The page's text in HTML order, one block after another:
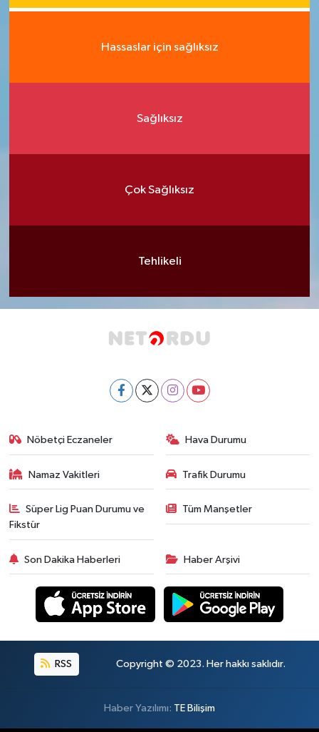
Hassaslar için sağlıksız
Sağlıksız
Çok Sağlıksız
Tehlikeli
Nöbetçi Eczaneler Hava Durumu
Namaz Vakitleri Trafik Durumu
Süper Lig Puan Durumu ve
Fikstür
Tüm Manşetler
Son Dakika Haberleri Haber Arşivi
RSS Copyright © 2023. Her hakkı saklıdır.
Haber Yazılımı: TE Bilişim